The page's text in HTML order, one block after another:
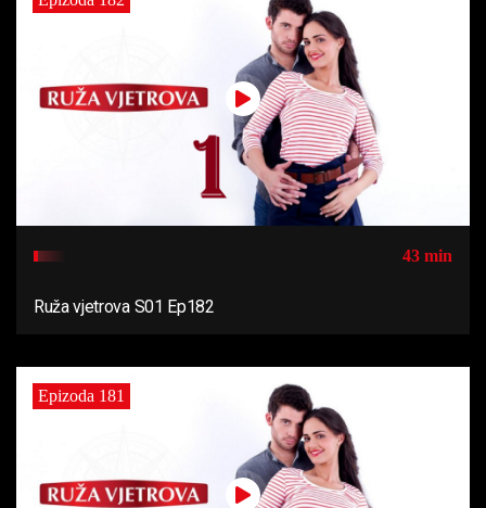
43 min
Ruža vjetrova S01 Ep182
Epizoda 181